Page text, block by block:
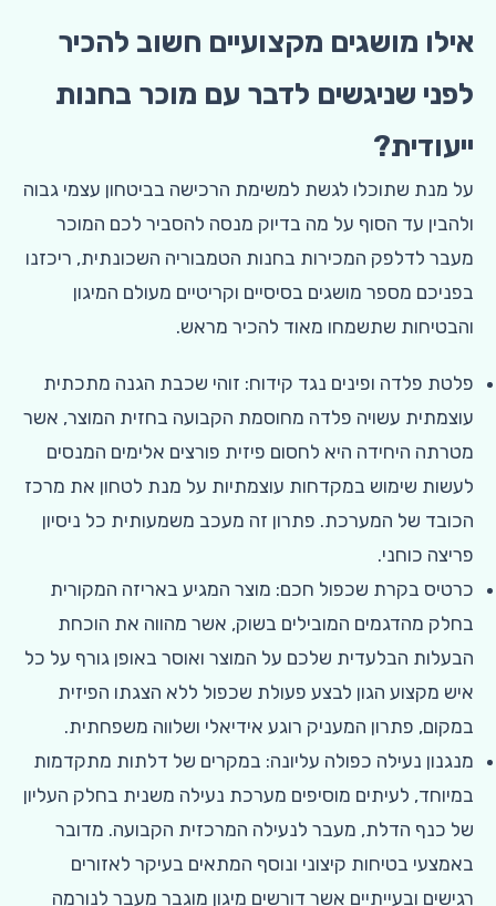
אילו מושגים מקצועיים חשוב להכיר
לפני שניגשים לדבר עם מוכר בחנות
ייעודית?
על מנת שתוכלו לגשת למשימת הרכישה בביטחון עצמי גבוה
ולהבין עד הסוף על מה בדיוק מנסה להסביר לכם המוכר
מעבר לדלפק המכירות בחנות הטמבוריה השכונתית, ריכזנו
בפניכם מספר מושגים בסיסיים וקריטיים מעולם המיגון
והבטיחות שתשמחו מאוד להכיר מראש.
פלטת פלדה ופינים נגד קידוח: זוהי שכבת הגנה מתכתית
עוצמתית עשויה פלדה מחוסמת הקבועה בחזית המוצר, אשר
מטרתה היחידה היא לחסום פיזית פורצים אלימים המנסים
לעשות שימוש במקדחות עוצמתיות על מנת לטחון את מרכז
הכובד של המערכת. פתרון זה מעכב משמעותית כל ניסיון
פריצה כוחני.
כרטיס בקרת שכפול חכם: מוצר המגיע באריזה המקורית
בחלק מהדגמים המובילים בשוק, אשר מהווה את הוכחת
הבעלות הבלעדית שלכם על המוצר ואוסר באופן גורף על כל
איש מקצוע הגון לבצע פעולת שכפול ללא הצגתו הפיזית
במקום, פתרון המעניק רוגע אידיאלי ושלווה משפחתית.
מנגנון נעילה כפולה עליונה: במקרים של דלתות מתקדמות
במיוחד, לעיתים מוסיפים מערכת נעילה משנית בחלק העליון
של כנף הדלת, מעבר לנעילה המרכזית הקבועה. מדובר
באמצעי בטיחות קיצוני ונוסף המתאים בעיקר לאזורים
רגישים ובעייתיים אשר דורשים מיגון מוגבר מעבר לנורמה